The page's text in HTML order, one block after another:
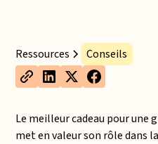
Ressources Conseils
Le meilleur cadeau pour une
met en valeur son rôle dans